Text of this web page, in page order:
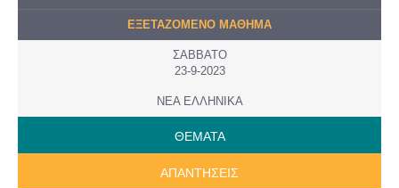
ΕΞΕΤΑΖΟΜΕΝΟ ΜΑΘΗΜΑ
ΣΑΒΒΑΤΟ
23-9-2023
ΝΕΑ ΕΛΛΗΝΙΚΑ
ΘΕΜΑΤΑ
ΑΠΑΝΤΗΣΕΙΣ